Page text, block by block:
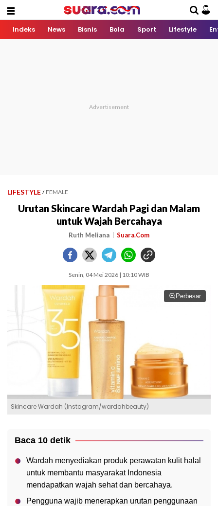
Indeks News Bisnis Bola Sport Lifestyle
LIFESTYLE / FEMALE
Urutan Skincare Wardah Pagi dan Malam
untuk Wajah Bercahaya
Ruth Meliana Suara.Com
Senin, 04 Mei 2026 | 10:10 WIB
Perbesar
Skincare Wardah (Instagram/wardahbeauty)
Baca 10 detik
Wardah menyediakan produk perawatan kulit halal
untuk membantu masyarakat Indonesia
mendapatkan wajah sehat dan bercahaya.
Pengguna wajib menerapkan urutan penggunaan